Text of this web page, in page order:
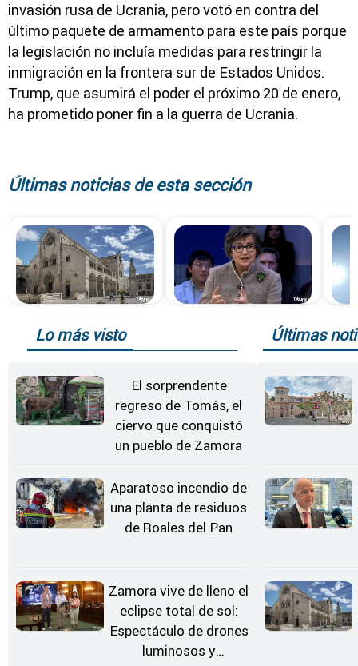
invasión rusa de Ucrania, pero votó en contra del
último paquete de armamento para este país porque
la legislación no incluía medidas para restringir la
inmigración en la frontera sur de Estados Unidos.
Trump, que asumirá el poder el próximo 20 de enero,
ha prometido poner fin a la guerra de Ucrania.
Últimas noticias de esta sección
Lo más visto
El sorprendente
regreso de Tomás, el
ciervo que conquistó
un pueblo de Zamora
Aparatoso incendio de
una planta de residuos
de Roales del Pan
Zamora vive de lleno el
eclipse total de sol:
Espectáculo de drones
luminosos y
Últimas